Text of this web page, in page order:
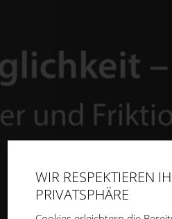
WIR RESPEKTIEREN
PRIVATSPHÄRE